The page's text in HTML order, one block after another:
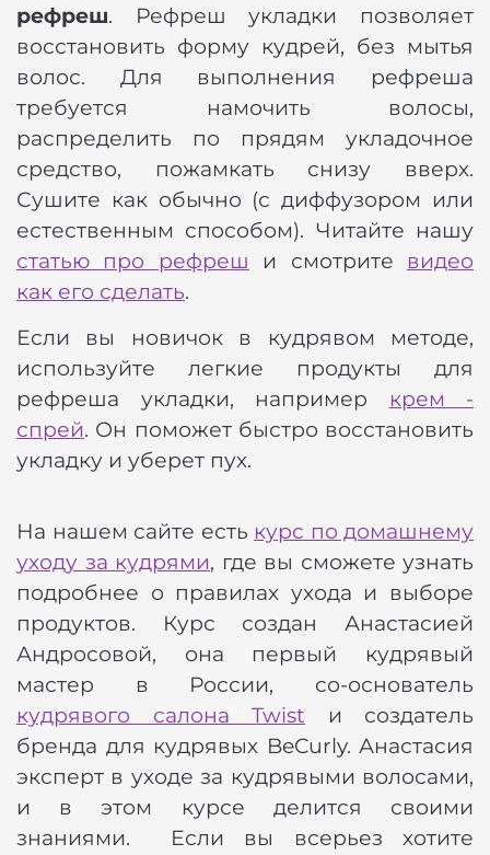
рефреш. Рефреш укладки позволяет
восстановить форму кудрей, без мытья
волос. Для выполнения рефреша
требуется намочить волосы,
распределить по прядям укладочное
средство, пожамкать снизу вверх.
Сушите как обычно (с диффузором или
естественным способом). Читайте нашу
статью про рефреш и смотрите видео
как его сделать.
Если вы новичок в кудрявом методе,
используйте легкие продукты для
рефреша укладки, например
крем -
спрей. Он поможет быстро восстановить
укладку и уберет пух.
На нашем сайте есть курс по домашнему
уходу за кудрями, где вы сможете узнать
подробнее о правилах ухода и выборе
продуктов. Курс создан Анастасией
Андросовой, она первый кудрявый
мастер в России, со-основатель
кудрявого салона Twist и создатель
бренда для кудрявых BeCurly. Анастасия
эксперт в уходе за кудрявыми волосами,
и в этом курсе делится своими
знаниями. Если вы всерьез хотите